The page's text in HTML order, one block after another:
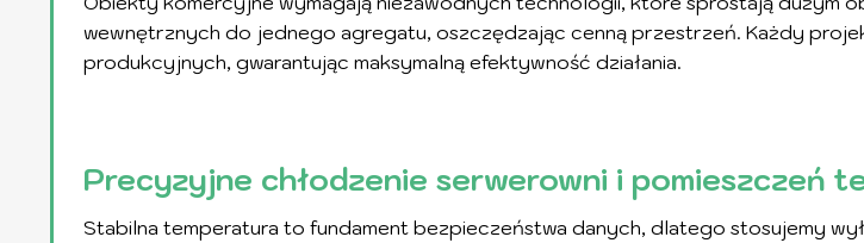
wewnętrznych do jednego agregatu, oszczędzając cenną przestrzeń. Każdy
produkcyjnych, gwarantując maksymalną efektywność działania.
Precyzyjne chłodzenie serwerowni i pomieszczeń
Stabilna temperatura to fundament bezpieczeństwa danych, dlatego stosujemy